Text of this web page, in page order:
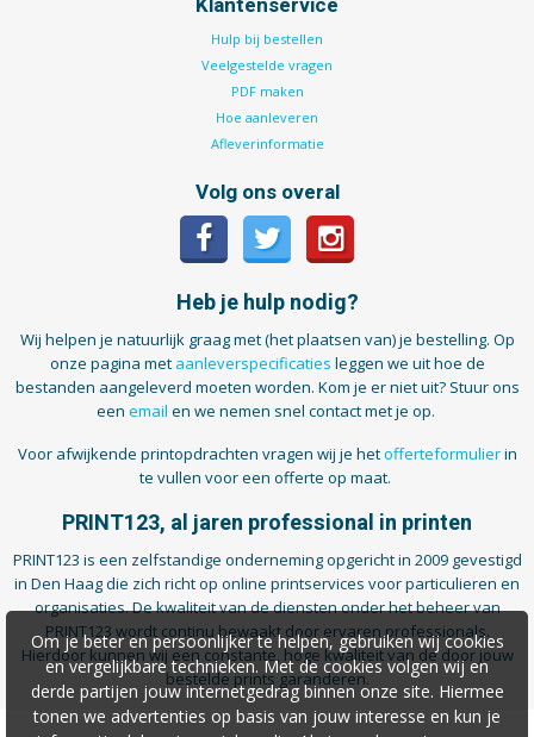
Hulp bij bestellen
Veelgestelde vragen
PDF maken
Hoe aanleveren
Afleverinformatie
Volg ons overal
Heb je hulp nodig?
Wij helpen je natuurlijk graag met (het plaatsen van) je bestelling. Op
onze pagina met aanleverspecificaties leggen we uit hoe de
bestanden aangeleverd moeten worden. Kom je er niet uit? Stuur ons
een email en we nemen snel contact met je op.
Voor afwijkende printopdrachten vragen wij je hetofferteformulierin
te vullen voor een offerte op maat.
PRINT123, al jaren professional in printen
PRINT123 is een zelfstandige onderneming opgericht in 2009 gevestigd
in Den Haag die zich richt op online printservices voor particulieren en
organisaties. De kwaliteit van de diensten onder het beheer van
PRINT123 wordt continu bewaakt door ervaren professionals.
Hierdoor kunnen wij een constante, hoge kwaliteit van de door jouw
bestelde prints garanderen.
Om je beter en persoonlijker te helpen, gebruiken wij cookies
en vergelijkbare technieken. Met de cookies volgen wij en
derde partijen jouw internetgedrag binnen onze site. Hiermee
tonen we advertenties op basis van jouw interesse en kun je